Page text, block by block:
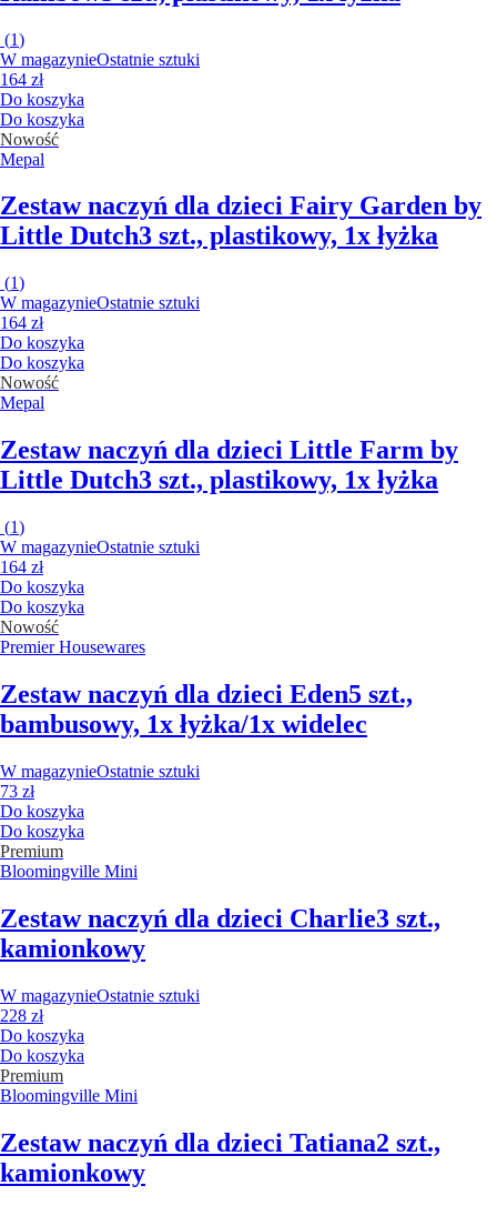
(1)
W magazynieOstatnie sztuki
164 zł
Do koszyka
Do koszyka
Nowość
Mepal
Zestaw naczyń dla dzieci Fairy Garden by
Little Dutch3 szt., plastikowy, 1x łyżka
(1)
W magazynieOstatnie sztuki
164 zł
Do koszyka
Do koszyka
Nowość
Mepal
Zestaw naczyń dla dzieci Little Farm by
Little Dutch3 szt., plastikowy, 1x łyżka
(1)
W magazynieOstatnie sztuki
164 zł
Do koszyka
Do koszyka
Nowość
Premier Housewares
Zestaw naczyń dla dzieci Eden5 szt.,
bambusowy, 1x łyżka/1x widelec
W magazynieOstatnie sztuki
73 zł
Do koszyka
Do koszyka
Premium
Bloomingville Mini
Zestaw naczyń dla dzieci Charlie3 szt.,
kamionkowy
W magazynieOstatnie sztuki
228 zł
Do koszyka
Do koszyka
Premium
Bloomingville Mini
Zestaw naczyń dla dzieci Tatiana2 szt.,
kamionkowy